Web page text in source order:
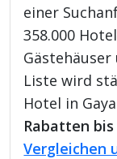
einer
358.000
Gästehäuser
Liste wird
Hotel in
Rabatten bis
Vergleichen